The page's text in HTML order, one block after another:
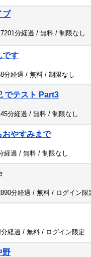
ブ
分経過 / 無料 / 制限なし
です
分経過 / 無料 / 制限なし
でテスト Part3
分経過 / 無料 / 制限なし
おやすみまで
経過 / 無料 / 制限なし
分経過 / 無料 / ログイン限
経過 / 無料 / ログイン限定
野